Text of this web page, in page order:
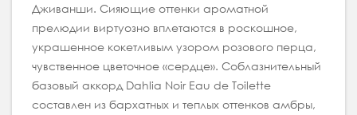
Дживанши. Сияющие оттенки ароматной
прелюдии виртуозно вплетаются в роскошное,
украшенное кокетливым узором розового перца,
чувственное цветочное «сердце». Соблазнительный
базовый аккорд Dahlia Noir Eau de Toilette
составлен из бархатных и теплых оттенков амбры,